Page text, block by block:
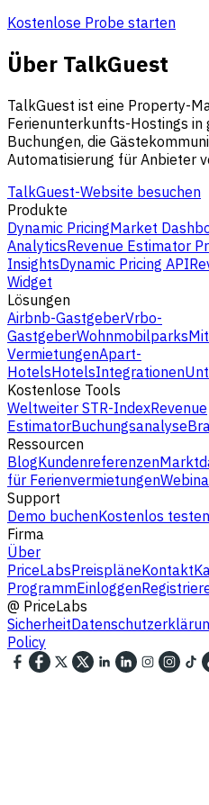
Kostenlose Probe starten
Über TalkGuest
TalkGuest ist eine Property-
Ferienunterkunfts-Hostings in
Buchungen, die
Automatisierung für Anbieter
TalkGuest-Website besuchen
Produkte
Dynamic PricingMarket
AnalyticsRevenue Estimator
InsightsDynamic Pricing API
Widget
Lösungen
Airbnb-GastgeberVrbo-
GastgeberWohnmobilparks
VermietungenApart-
HotelsHotelsIntegrationen
Kostenlose Tools
Weltweiter STR-IndexRevenue
EstimatorBuchungsanalyse
Ressourcen
BlogKundenreferenzen
für Ferienvermietungen
Support
Demo buchenKostenlos testen
Firma
Über
PriceLabsPreispläneKontakt
ProgrammEinloggen
@ PriceLabs
Sicherheit
Policy